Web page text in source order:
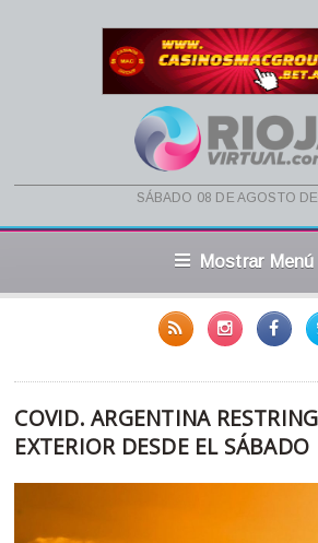
sábado 08 de agosto de
Mostrar Menú
COVID. ARGENTINA
EXTERIOR DESDE EL SÁBADO